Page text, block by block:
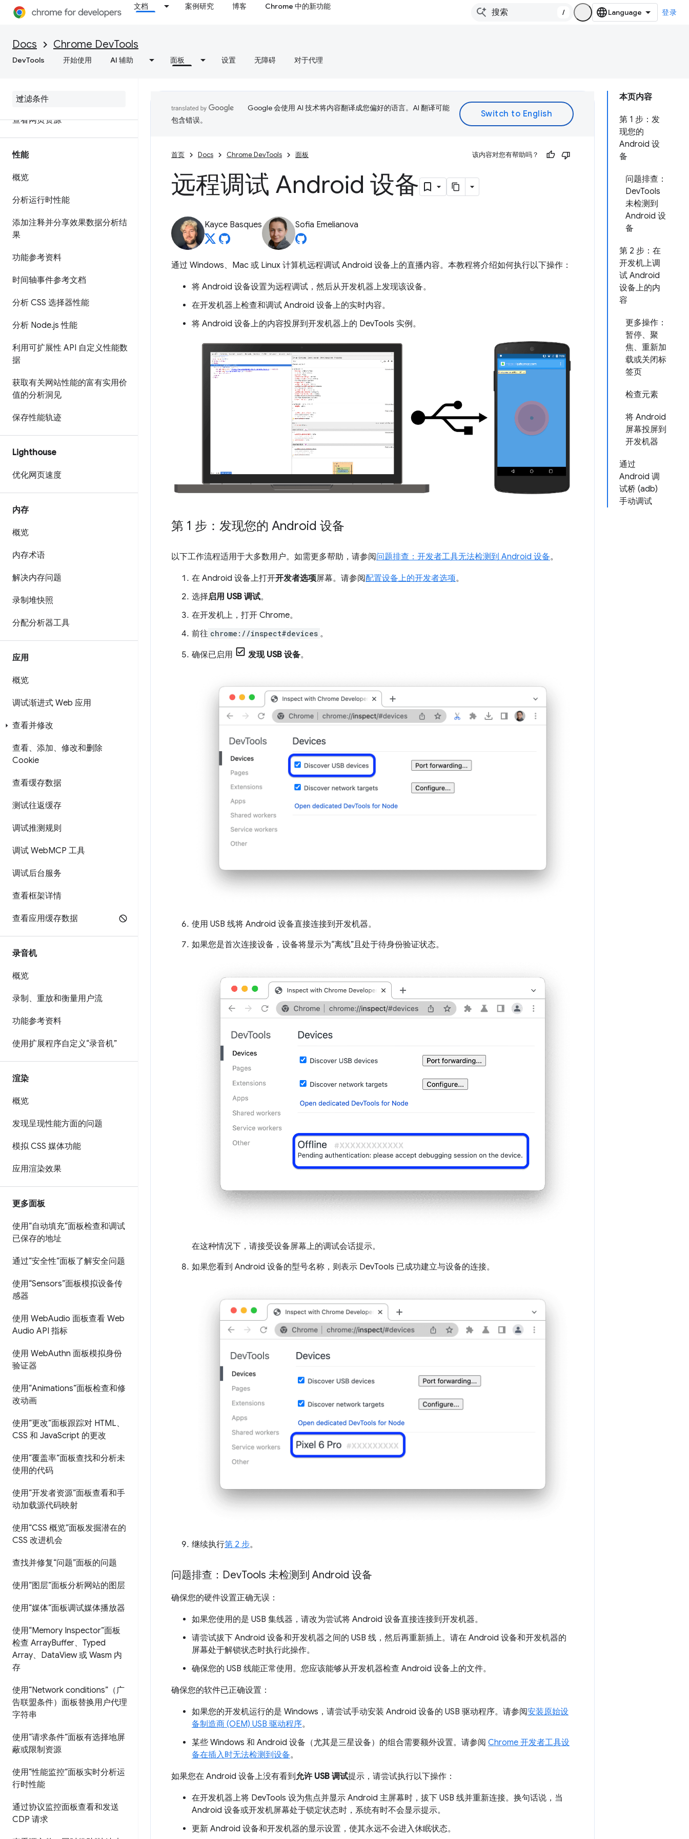
文档 案例研究 博客 Chrome 中的新功能
/ 登录
Docs Chrome DevTools
DevTools 开始使用 AI 辅助 面板 设置 无障碍 对于代理
概览
功能参考资料
查看网页资源
性能
概览
分析运行时性能
添加注释并分享效果数据分析结
果
功能参考资料
时间轴事件参考文档
分析 CSS 选择器性能
分析 Node.js 性能
利用可扩展性 API 自定义性能数
据
获取有关网站性能的富有实用价
值的分析洞见
保存性能轨迹
Lighthouse
优化网页速度
内存
概览
内存术语
解决内存问题
录制堆快照
分配分析器工具
应用
概览
调试渐进式 Web 应用
查看并修改
查看、添加、修改和删除
Cookie
查看缓存数据
测试往返缓存
调试推测规则
调试 WebMCP 工具
调试后台服务
查看框架详情
查看应用缓存数据
录音机
概览
录制、重放和衡量用户流
功能参考资料
使用扩展程序自定义“录音机”
渲染
概览
发现呈现性能方面的问题
模拟 CSS 媒体功能
应用渲染效果
更多面板
使用“自动填充”面板检查和调试
已保存的地址
通过“安全性”面板了解安全问题
使用“Sensors”面板模拟设备传
感器
使用 WebAudio 面板查看 Web
Audio API 指标
使用 WebAuthn 面板模拟身份
验证器
使用“Animations”面板检查和修
改动画
使用“更改”面板跟踪对 HTML、
CSS 和 JavaScript 的更改
使用“覆盖率”面板查找和分析未
使用的代码
使用“开发者资源”面板查看和手
动加载源代码映射
使用“CSS 概览”面板发掘潜在的
CSS 改进机会
查找并修复“问题”面板的问题
使用“图层”面板分析网站的图层
使用“媒体”面板调试媒体播放器
使用“Memory Inspector”面板
检查 ArrayBuffer、Typed
Array、DataView 或 Wasm 内
存
使用“Network conditions”（广
告联盟条件）面板替换用户代理
字符串
使用“请求条件”面板有选择地屏
蔽或限制资源
使用“性能监控”面板实时分析运
行时性能
通过协议监控面板查看和发送
CDP 请求
本页内容
第 1 步：发
现您的
Android 设
备
问题排查：
DevTools
未检测到
Android 设
备
第 2 步：在
开发机上调
试 Android
设备上的内
容
更多操作：
暂停、聚
焦、重新加
载或关闭标
签页
检查元素
将 Android
屏幕投屏到
开发机器
通过
Android 调
试桥 (adb)
手动调试
Google 会使用 AI 技术将内容翻译成您偏好的语言。AI 翻译可能
包含错误。
首页 Docs Chrome DevTools 面板 该内容对您有帮助吗？
远程调试 Android 设备
Kayce Basques Sofia Emelianova
通过 Windows、Mac 或 Linux 计算机远程调试 Android 设备上的直播内容。本教程将介绍如何执行以下操作：
将 Android 设备设置为远程调试，然后从开发机器上发现该设备。
在开发机器上检查和调试 Android 设备上的实时内容。
将 Android 设备上的内容投屏到开发机器上的 DevTools 实例。
第 1 步：发现您的 Android 设备
以下工作流程适用于大多数用户。如需更多帮助，请参阅问题排查：开发者工具无法检测到 Android 设备。
在 Android 设备上打开开发者选项屏幕。请参阅配置设备上的开发者选项。
选择启用 USB 调试。
在开发机上，打开 Chrome。
前往 chrome://inspect#devices 。
确保已启用 发现 USB 设备。
使用 USB 线将 Android 设备直接连接到开发机器。
如果您是首次连接设备，设备将显示为“离线”且处于待身份验证状态。
在这种情况下，请接受设备屏幕上的调试会话提示。
如果您看到 Android 设备的型号名称，则表示 DevTools 已成功建立与设备的连接。
继续执行第 2 步。
问题排查：DevTools 未检测到 Android 设备
确保您的硬件设置正确无误：
如果您使用的是 USB 集线器，请改为尝试将 Android 设备直接连接到开发机器。
请尝试拔下 Android 设备和开发机器之间的 USB 线，然后再重新插上。请在 Android 设备和开发机器的
屏幕处于解锁状态时执行此操作。
确保您的 USB 线能正常使用。您应该能够从开发机器检查 Android 设备上的文件。
确保您的软件已正确设置：
如果您的开发机运行的是 Windows，请尝试手动安装 Android 设备的 USB 驱动程序。请参阅安装原始设
备制造商 (OEM) USB 驱动程序。
某些 Windows 和 Android 设备（尤其是三星设备）的组合需要额外设置。请参阅 Chrome 开发者工具设
备在插入时无法检测到设备。
如果您在 Android 设备上没有看到允许 USB 调试提示，请尝试执行以下操作：
在开发机器上将 DevTools 设为焦点并显示 Android 主屏幕时，拔下 USB 线并重新连接。换句话说，当
Android 设备或开发机屏幕处于锁定状态时，系统有时不会显示提示。
更新 Android 设备和开发机器的显示设置，使其永远不会进入休眠状态。